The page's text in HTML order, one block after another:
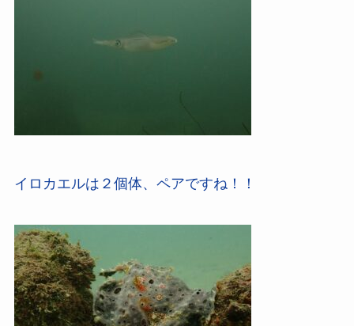
イロカエルは２個体、ペアですね！！